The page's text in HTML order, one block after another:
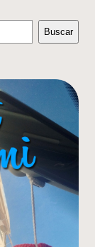
Buscar